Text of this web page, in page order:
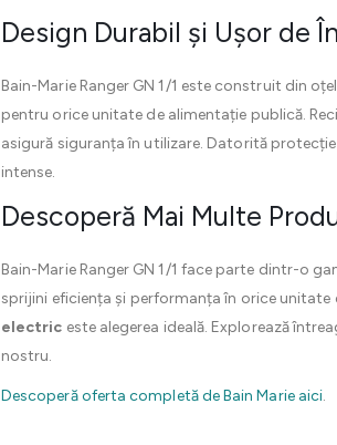
Design Durabil și Ușor de
Bain-Marie Ranger GN 1/1 este construit din
pentru orice unitate de alimentație publică.
asigură siguranța în utilizare. Datorită
intense.
Descoperă Mai Multe
Bain-Marie Ranger GN 1/1 face parte dintr-o
sprijini eficiența și performanța în orice unitate
electric este alegerea ideală. Explorează
nostru.
Descoperă oferta completă de Bain Marie aici.